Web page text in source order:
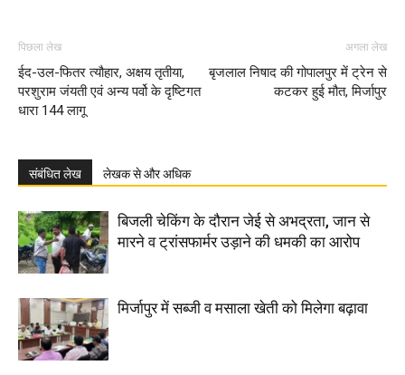
पिछला लेख
ईद-उल-फितर त्यौहार, अक्षय तृतीया,
परशुराम जंयती एवं अन्य पर्वो के दृष्टिगत
धारा 144 लागू
अगला लेख
बृजलाल निषाद की गोपालपुर में ट्रेन से
कटकर हुई मौत, मिर्जापुर
संबंधित लेख लेखक से और अधिक
बिजली चेकिंग के दौरान जेई से अभद्रता, जान से
मारने व ट्रांसफार्मर उड़ाने की धमकी का आरोप
मिर्जापुर में सब्जी व मसाला खेती को मिलेगा बढ़ावा